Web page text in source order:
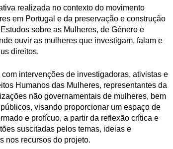
realizada no contexto do movimento
em Portugal e da preservação e construção
sobre as Mulheres, de Género e
ouvir as mulheres que investigam, falam e
direitos.
intervenções de investigadoras, ativistas e
Humanos das Mulheres, representantes da
não governamentais de mulheres, bem
visando proporcionar um espaço de
e profícuo, a partir da reflexão crítica e
suscitadas pelos temas, ideias e
nos recursos do projeto.